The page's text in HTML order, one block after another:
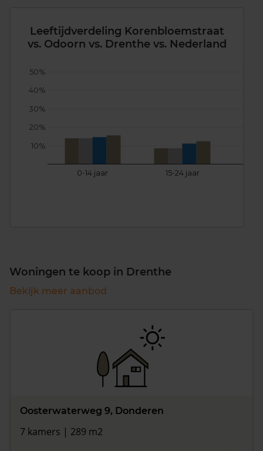
Leeftijdverdeling Korenbloemstraat
vs. Odoorn vs. Drenthe vs. Nederland
0-14 jaar 15-24 jaar
10%
20%
30%
40%
50%
Woningen te koop in Drenthe
Bekijk meer aanbod
Oosterwaterweg 9, Donderen
7 kamers | 289 m2